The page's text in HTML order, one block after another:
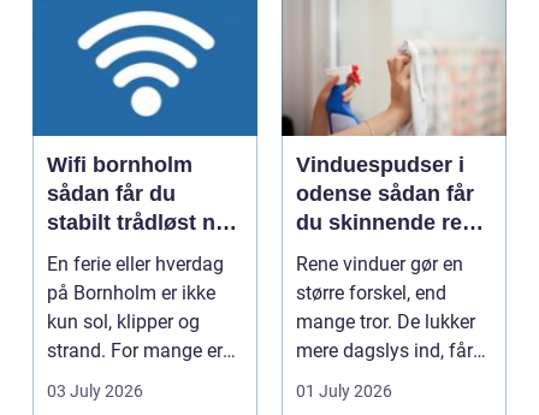
Wifi bornholm
sådan får du
stabilt trådløst net
på klippeøen
En ferie eller hverdag
på Bornholm er ikke
kun sol, klipper og
strand. For mange er
en stabil intern...
03 July 2026
Vinduespudser i
odense sådan får
du skinnende rene
ruder året rundt
Rene vinduer gør en
større forskel, end
mange tror. De lukker
mere dagslys ind, får
hjem og erhvervs...
01 July 2026